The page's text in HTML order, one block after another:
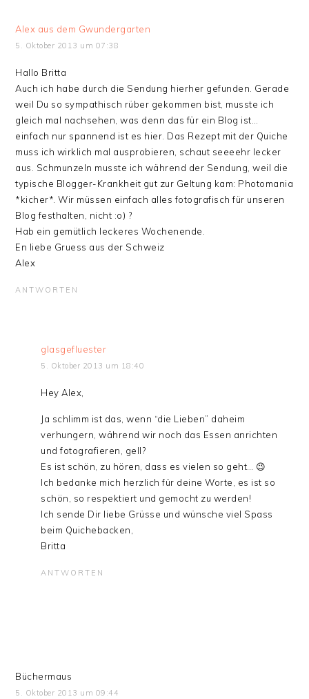
Alex aus dem Gwundergarten
5. Oktober 2013 um 07:38
Hallo Britta
Auch ich habe durch die Sendung hierher gefunden. Gerade
weil Du so sympathisch rüber gekommen bist, musste ich
gleich mal nachsehen, was denn das für ein Blog ist…
einfach nur spannend ist es hier. Das Rezept mit der Quiche
muss ich wirklich mal ausprobieren, schaut seeeehr lecker
aus. Schmunzeln musste ich während der Sendung, weil die
typische Blogger-Krankheit gut zur Geltung kam: Photomania
*kicher*. Wir müssen einfach alles fotografisch für unseren
Blog festhalten, nicht :o) ?
Hab ein gemütlich leckeres Wochenende.
En liebe Gruess aus der Schweiz
Alex
ANTWORTEN
glasgefluester
5. Oktober 2013 um 18:40
Hey Alex,
Ja schlimm ist das, wenn “die Lieben” daheim
verhungern, während wir noch das Essen anrichten
und fotografieren, gell?
Es ist schön, zu hören, dass es vielen so geht… 😉
Ich bedanke mich herzlich für deine Worte, es ist so
schön, so respektiert und gemocht zu werden!
Ich sende Dir liebe Grüsse und wünsche viel Spass
beim Quichebacken,
Britta
ANTWORTEN
Büchermaus
5. Oktober 2013 um 09:44